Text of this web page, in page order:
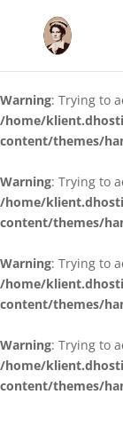
Warning: Trying to
/home/
content/themes/
Warning: Trying to
/home/
content/themes/
Warning: Trying to
/home/
content/themes/
Warning: Trying to
/home/
content/themes/